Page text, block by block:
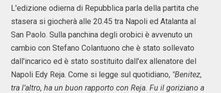
L'edizione odierna di Repubblica parla della partita che
stasera si giocherà alle 20.45 tra Napoli ed Atalanta al
San Paolo. Sulla panchina degli orobici è avvenuto un
cambio con Stefano Colantuono che è stato sollevato
dall'incarico ed è stato sostituito dall'ex allenatore del
Napoli Edy Reja. Come si legge sul quotidiano, "Benitez,
tra l’altro, ha un buon rapporto con Reja. Fu il goriziano a